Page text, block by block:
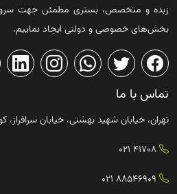
زبده و متخصص، بستری مطمئن جهت
بخش‌های خصوصی و دولتی ایجاد نماییم.
تماس با ما
تهران، خیابان شهید بهشتی، خیابان سرافراز، کوچه دوم،
41708 021
88546909 021